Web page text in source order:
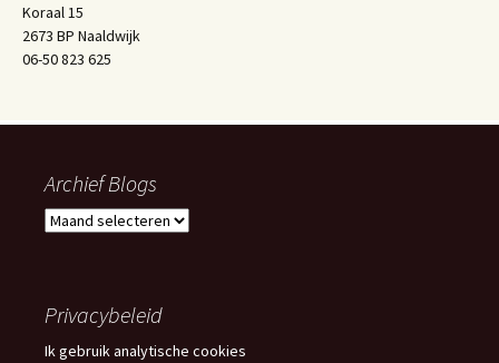
Koraal 15
2673 BP Naaldwijk
06-50 823 625
Archief Blogs
Archief
Privacybeleid
Ik gebruik analytische cookies